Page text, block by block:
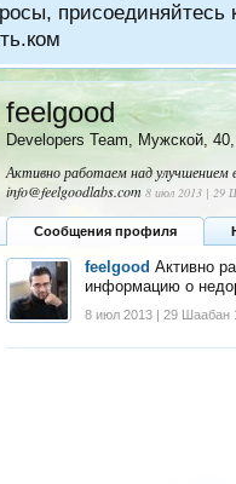
feelgood
Developers Team , Мужской,
Активно работаем над улучшением
info@feelgoodlabs.com 8 июл 2013 | 29
Сообщения профиля
feelgood Активно
информацию о
8 июл 2013 | 29 Шаабан